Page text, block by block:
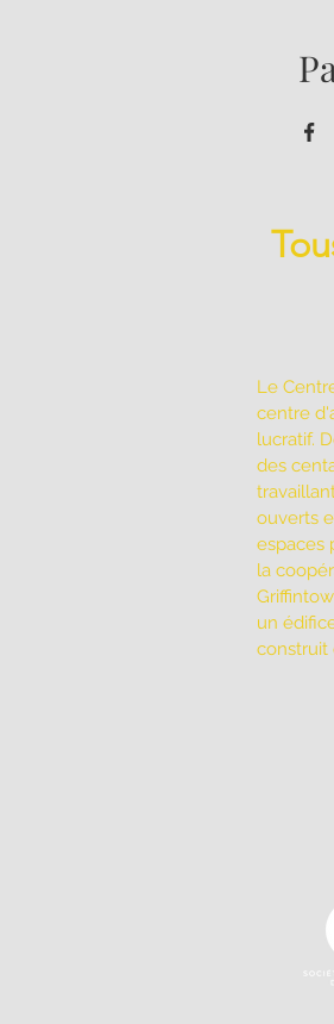
Le
centre
lucratif.
des
ouverts
espaces
la
un
construit